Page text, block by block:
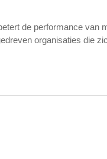
de performance van
organisaties die